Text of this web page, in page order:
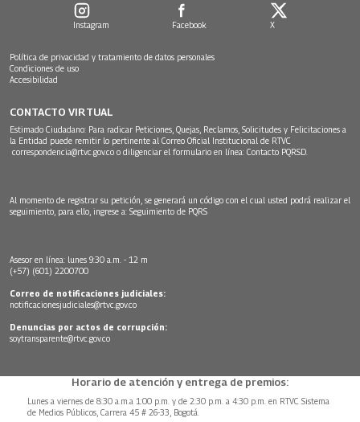
Instagram Facebook X
Política de privacidad y tratamiento de datos personales
Condiciones de uso
Accesibilidad
CONTACTO VIRTUAL
Estimado Ciudadano: Para radicar Peticiones, Quejas, Reclamos, Solicitudes y Felicitaciones a
la Entidad puede remitir lo pertinente al Correo Oficial Institucional de RTVC
correspondencia@rtvc.gov.co o diligenciar el formulario en línea: Contacto PQRSD.
Al momento de registrar su petición, se generará un código con el cual usted podrá realizar el
seguimiento, para ello, ingrese a: Seguimiento de PQRS
Asesor en línea: lunes 9:30 a.m. - 12 m
(+57) (601) 2200700
Correo de notificaciones judiciales:
notificacionesjudiciales@rtvc.gov.co
Denuncias por actos de corrupción:
soytransparente@rtvc.gov.co
Horario de atención y entrega de premios:
Lunes a viernes de 8:30 a.m.a 1:00 p.m. y de 2:30 p.m. a 4:30 p.m. en RTVC Sistema
de Medios Públicos, Carrera 45 # 26-33, Bogotá.